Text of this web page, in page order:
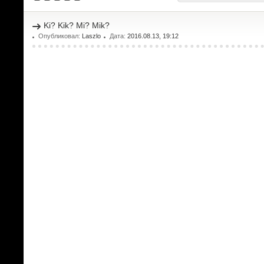
Ki? Kik? Mi? Mik?
Опубликовал: Laszlo Дата: 2016.08.13, 19:12